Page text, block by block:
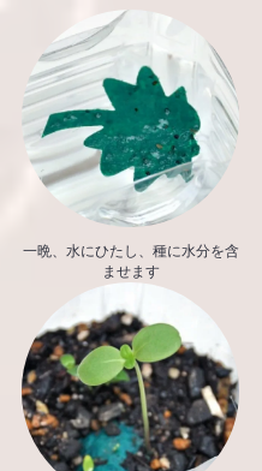
一晩、水にひたし、 種に水分を含
ませます